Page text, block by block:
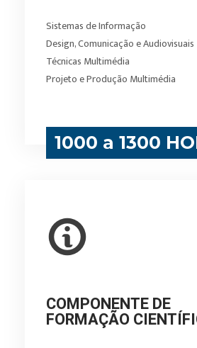
Sistemas de Informação
Design, Comunicação e Audiovisuais
Técnicas Multimédia
Projeto e Produção Multimédia
1000 a 1300
COMPONENTE DE
FORMAÇÃO